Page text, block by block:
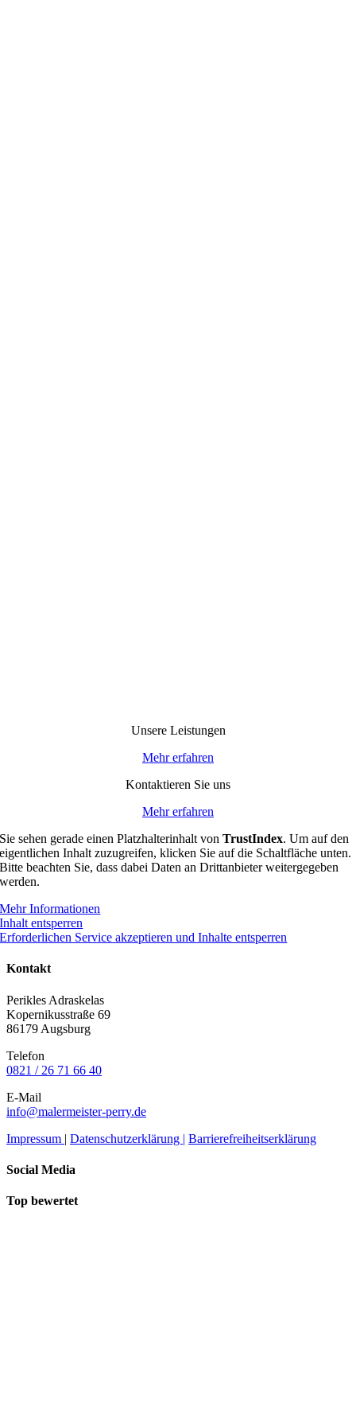
Unsere Leistungen
Mehr erfahren
Kontaktieren Sie uns
Mehr erfahren
Sie sehen gerade einen Platzhalterinhalt vonTrustIndex. Um auf den
eigentlichen Inhalt zuzugreifen, klicken Sie auf die Schaltfläche unten.
Bitte beachten Sie, dass dabei Daten an Drittanbieter weitergegeben
werden.
Mehr Informationen
Inhalt entsperren
Erforderlichen Service akzeptieren und Inhalte entsperren
Kontakt
Perikles Adraskelas
Kopernikusstraße 69
86179 Augsburg
Telefon
0821 / 26 71 66 40
E-Mail
info@malermeister-perry.de
Impressum | Datenschutzerklärung | Barrierefreiheitserklärung
Social Media
Top bewertet